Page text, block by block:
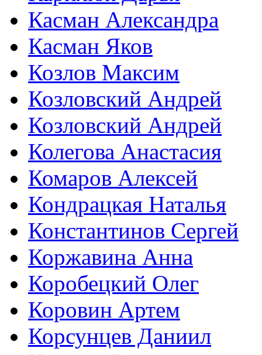
Касман Александра
Касман Яков
Козлов Максим
Козловский Андрей
Козловский Андрей
Колегова Анастасия
Комаров Алексей
Кондрацкая Наталья
Константинов Сергей
Коржавина Анна
Коробецкий Олег
Коровин Артем
Корсунцев Даниил